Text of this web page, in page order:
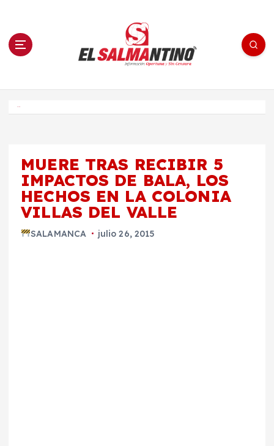
n El Salmantino - medios/noticias/editorial
MUERE TRAS RECIBIR 5
IMPACTOS DE BALA, LOS
HECHOS EN LA COLONIA
VILLAS DEL VALLE
SALAMANCA julio 26, 2015